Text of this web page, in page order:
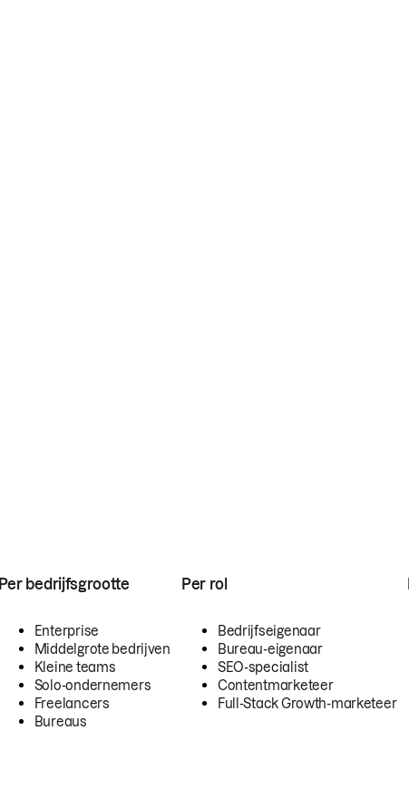
Per bedrijfsgrootte
Enterprise
Middelgrote bedrijven
Kleine teams
Solo-ondernemers
Freelancers
Bureaus
Per rol
Bedrijfseigenaar
Bureau-eigenaar
SEO-specialist
Contentmarketeer
Full-Stack Growth-marketeer